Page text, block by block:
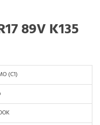
89V K135
(C1)